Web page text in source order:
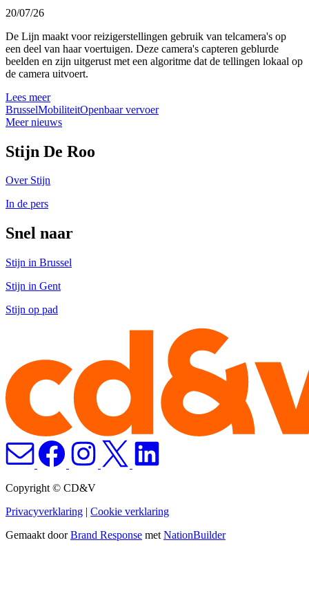
20/07/26
De Lijn maakt voor reizigerstellingen gebruik van telcamera's op
een deel van haar voertuigen. Deze camera's capteren geblurde
beelden en zijn uitgerust met een algoritme dat de tellingen lokaal op
de camera uitvoert.
Lees meer
BrusselMobiliteitOpenbaar vervoer
Meer nieuws
Stijn De Roo
Over Stijn
In de pers
Snel naar
Stijn in Brussel
Stijn in Gent
Stijn op pad
Copyright © CD&V
Privacyverklaring | Cookie verklaring
Gemaakt doorBrand Response met NationBuilder